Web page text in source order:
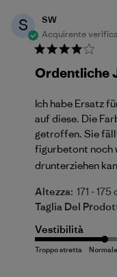
S
SW
Acquirente
Ordentliche
Ich habe Ersatz
auf diese. Die
getroffen. Sie
figurbetont noch
drunterziehen
Altezza: 171 - 175
Taglia Del
Vestibilità